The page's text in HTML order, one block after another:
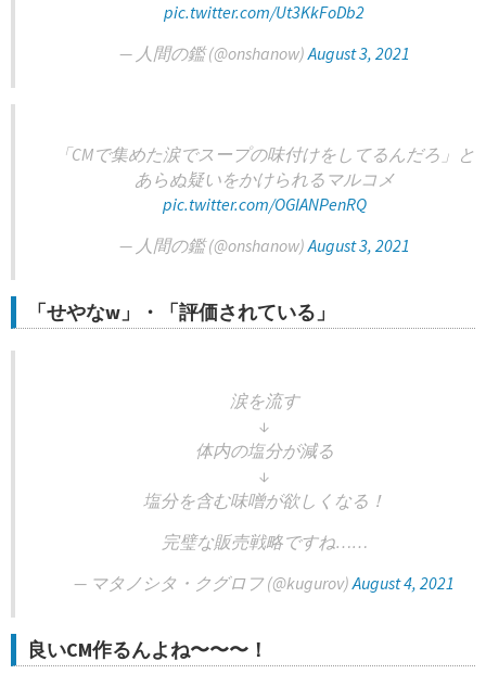
pic.twitter.com/Ut3KkFoDb2
— 人間の鑑 (@onshanow)August 3, 2021
「CMで集めた涙でスープの味付けをしてるんだろ」と
あらぬ疑いをかけられるマルコメ
pic.twitter.com/OGIANPenRQ
— 人間の鑑 (@onshanow)August 3, 2021
「せやなw」・「評価されている」
涙を流す
↓
体内の塩分が減る
↓
塩分を含む味噌が欲しくなる！
完璧な販売戦略ですね……
— マタノシタ・クグロフ (@kugurov)August 4, 2021
良いCM作るんよね〜〜〜！